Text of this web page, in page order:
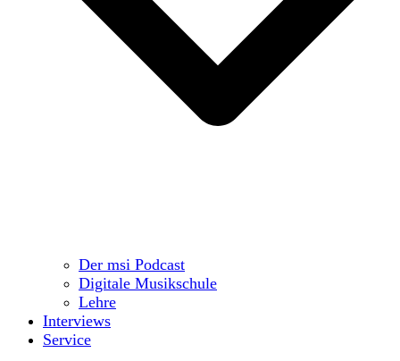
Der msi Podcast
Digitale Musikschule
Lehre
Interviews
Service